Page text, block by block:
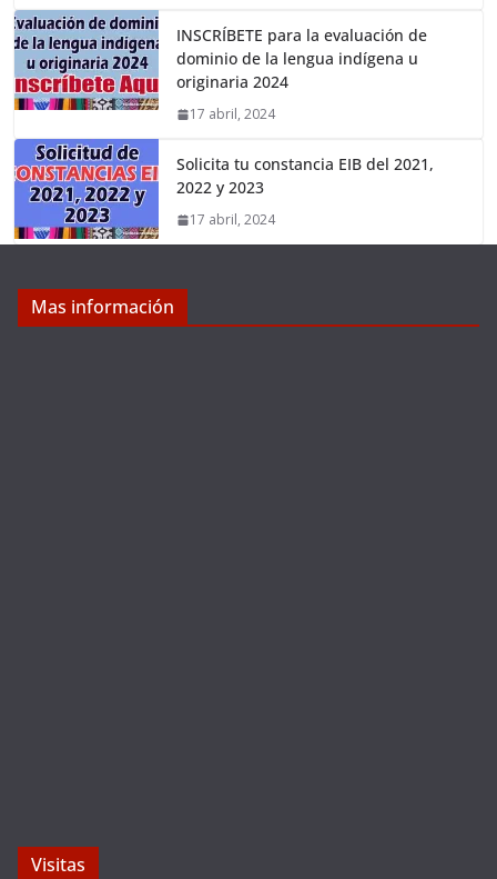
INSCRÍBETE para la evaluación de
dominio de la lengua indígena u
originaria 2024
17 abril, 2024
Solicita tu constancia EIB del 2021,
2022 y 2023
17 abril, 2024
Mas información
Visitas